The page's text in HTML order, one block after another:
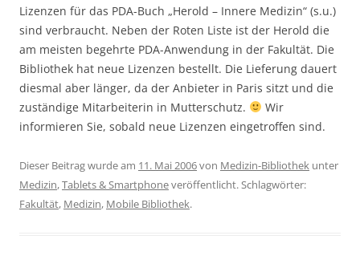
Lizenzen für das PDA-Buch „Herold – Innere Medizin“ (s.u.)
sind verbraucht. Neben der Roten Liste ist der Herold die
am meisten begehrte PDA-Anwendung in der Fakultät. Die
Bibliothek hat neue Lizenzen bestellt. Die Lieferung dauert
diesmal aber länger, da der Anbieter in Paris sitzt und die
zuständige Mitarbeiterin in Mutterschutz.
Wir
informieren Sie, sobald neue Lizenzen eingetroffen sind.
Dieser Beitrag wurde am 11. Mai 2006von Medizin-Bibliothek unter
Medizin,Tablets & Smartphoneveröffentlicht. Schlagwörter:
Fakultät, Medizin, Mobile Bibliothek.